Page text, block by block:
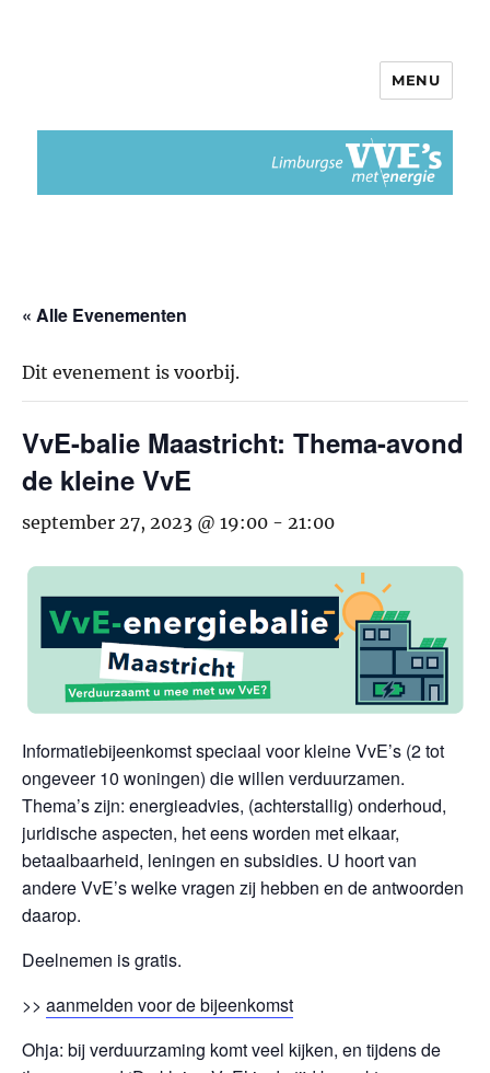
Limburgse VvEs met Energie
MENU
« Alle Evenementen
Dit evenement is voorbij.
VvE-balie Maastricht: Thema-avond
de kleine VvE
september 27, 2023 @ 19:00 - 21:00
Informatiebijeenkomst speciaal voor kleine VvE’s (2 tot
ongeveer 10 woningen) die willen verduurzamen.
Thema’s zijn: energieadvies, (achterstallig) onderhoud,
juridische aspecten, het eens worden met elkaar,
betaalbaarheid, leningen en subsidies. U hoort van
andere VvE’s welke vragen zij hebben en de antwoorden
daarop.
Deelnemen is gratis.
>> aanmelden voor de bijeenkomst
Ohja: bij verduurzaming komt veel kijken, en tijdens de